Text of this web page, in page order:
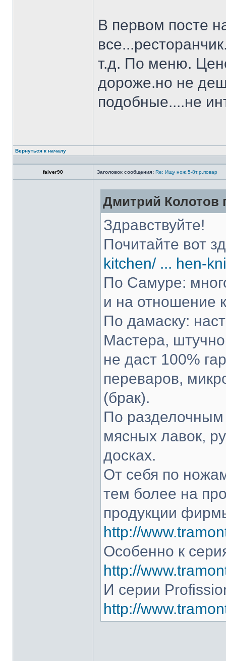
В первом посте
т.д. По меню.
дороже.но не
подобные....не
Вернуться к началу
faiver90 Заголовок сообщения: Re: Ищу нож.5-8т.р.повар
Дмитрий Колотов
Здравствуйте!
Почитайте вот
kitchen/ ... hen-
По Самуре:
и на отношение
По дамаску:
Мастера,
не даст 100%
переваров,
(брак).
По разделочным
мясных лавок,
досках.
От себя по
тем более на
продукции
http://
Особенно к
http://
И серии
http://